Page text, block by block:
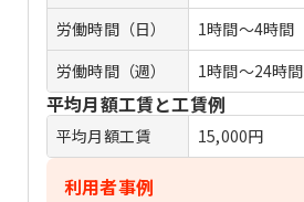
労働時間（日）
1時間～4時間
労働時間（週）
1時間～24時間
平均月額工賃と工賃例
平均月額工賃 15,000円
利用者事例